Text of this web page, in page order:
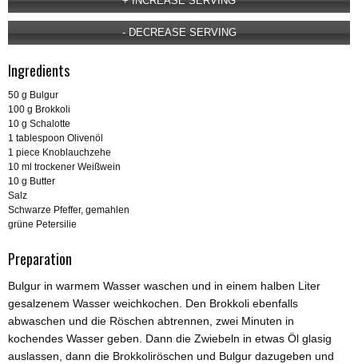
Ingredients
50 g Bulgur
100 g Brokkoli
10 g Schalotte
1 tablespoon Olivenöl
1 piece Knoblauchzehe
10 ml trockener Weißwein
10 g Butter
Salz
Schwarze Pfeffer, gemahlen
grüne Petersilie
Preparation
Bulgur in warmem Wasser waschen und in einem halben Liter
gesalzenem Wasser weichkochen. Den Brokkoli ebenfalls
abwaschen und die Röschen abtrennen, zwei Minuten in
kochendes Wasser geben. Dann die Zwiebeln in etwas Öl glasig
auslassen, dann die Brokkoliröschen und Bulgur dazugeben und